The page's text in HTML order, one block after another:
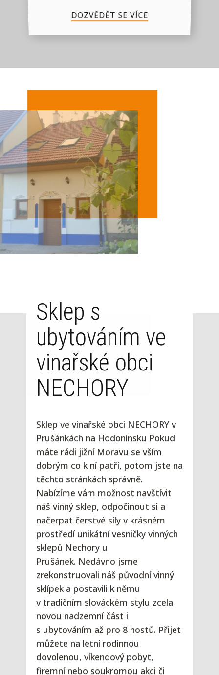
DOZVĚDĚT SE VÍCE
Sklep s
ubytováním ve
vinařské obci
NECHORY
Sklep ve vinařské obci NECHORY v
Prušánkách na Hodonínsku Pokud
máte rádi jižní Moravu se vším
dobrým co k ní patří, potom jste na
těchto stránkách správně.
Nabízíme vám možnost navštívit
náš vinný sklep, odpočinout si a
načerpat čerstvé síly v krásném
prostředí unikátní vesničky vinných
sklepů Nechory u
Prušánek. Nedávno jsme
zrekonstruovali náš původní vinný
sklípek a postavili k němu
v tradičním slováckém stylu zcela
novou nadzemní část i
s ubytováním až pro 8 hostů. Přijet
můžete na letní rodinnou
dovolenou, víkendový pobyt,
firemní nebo soukromou akci či